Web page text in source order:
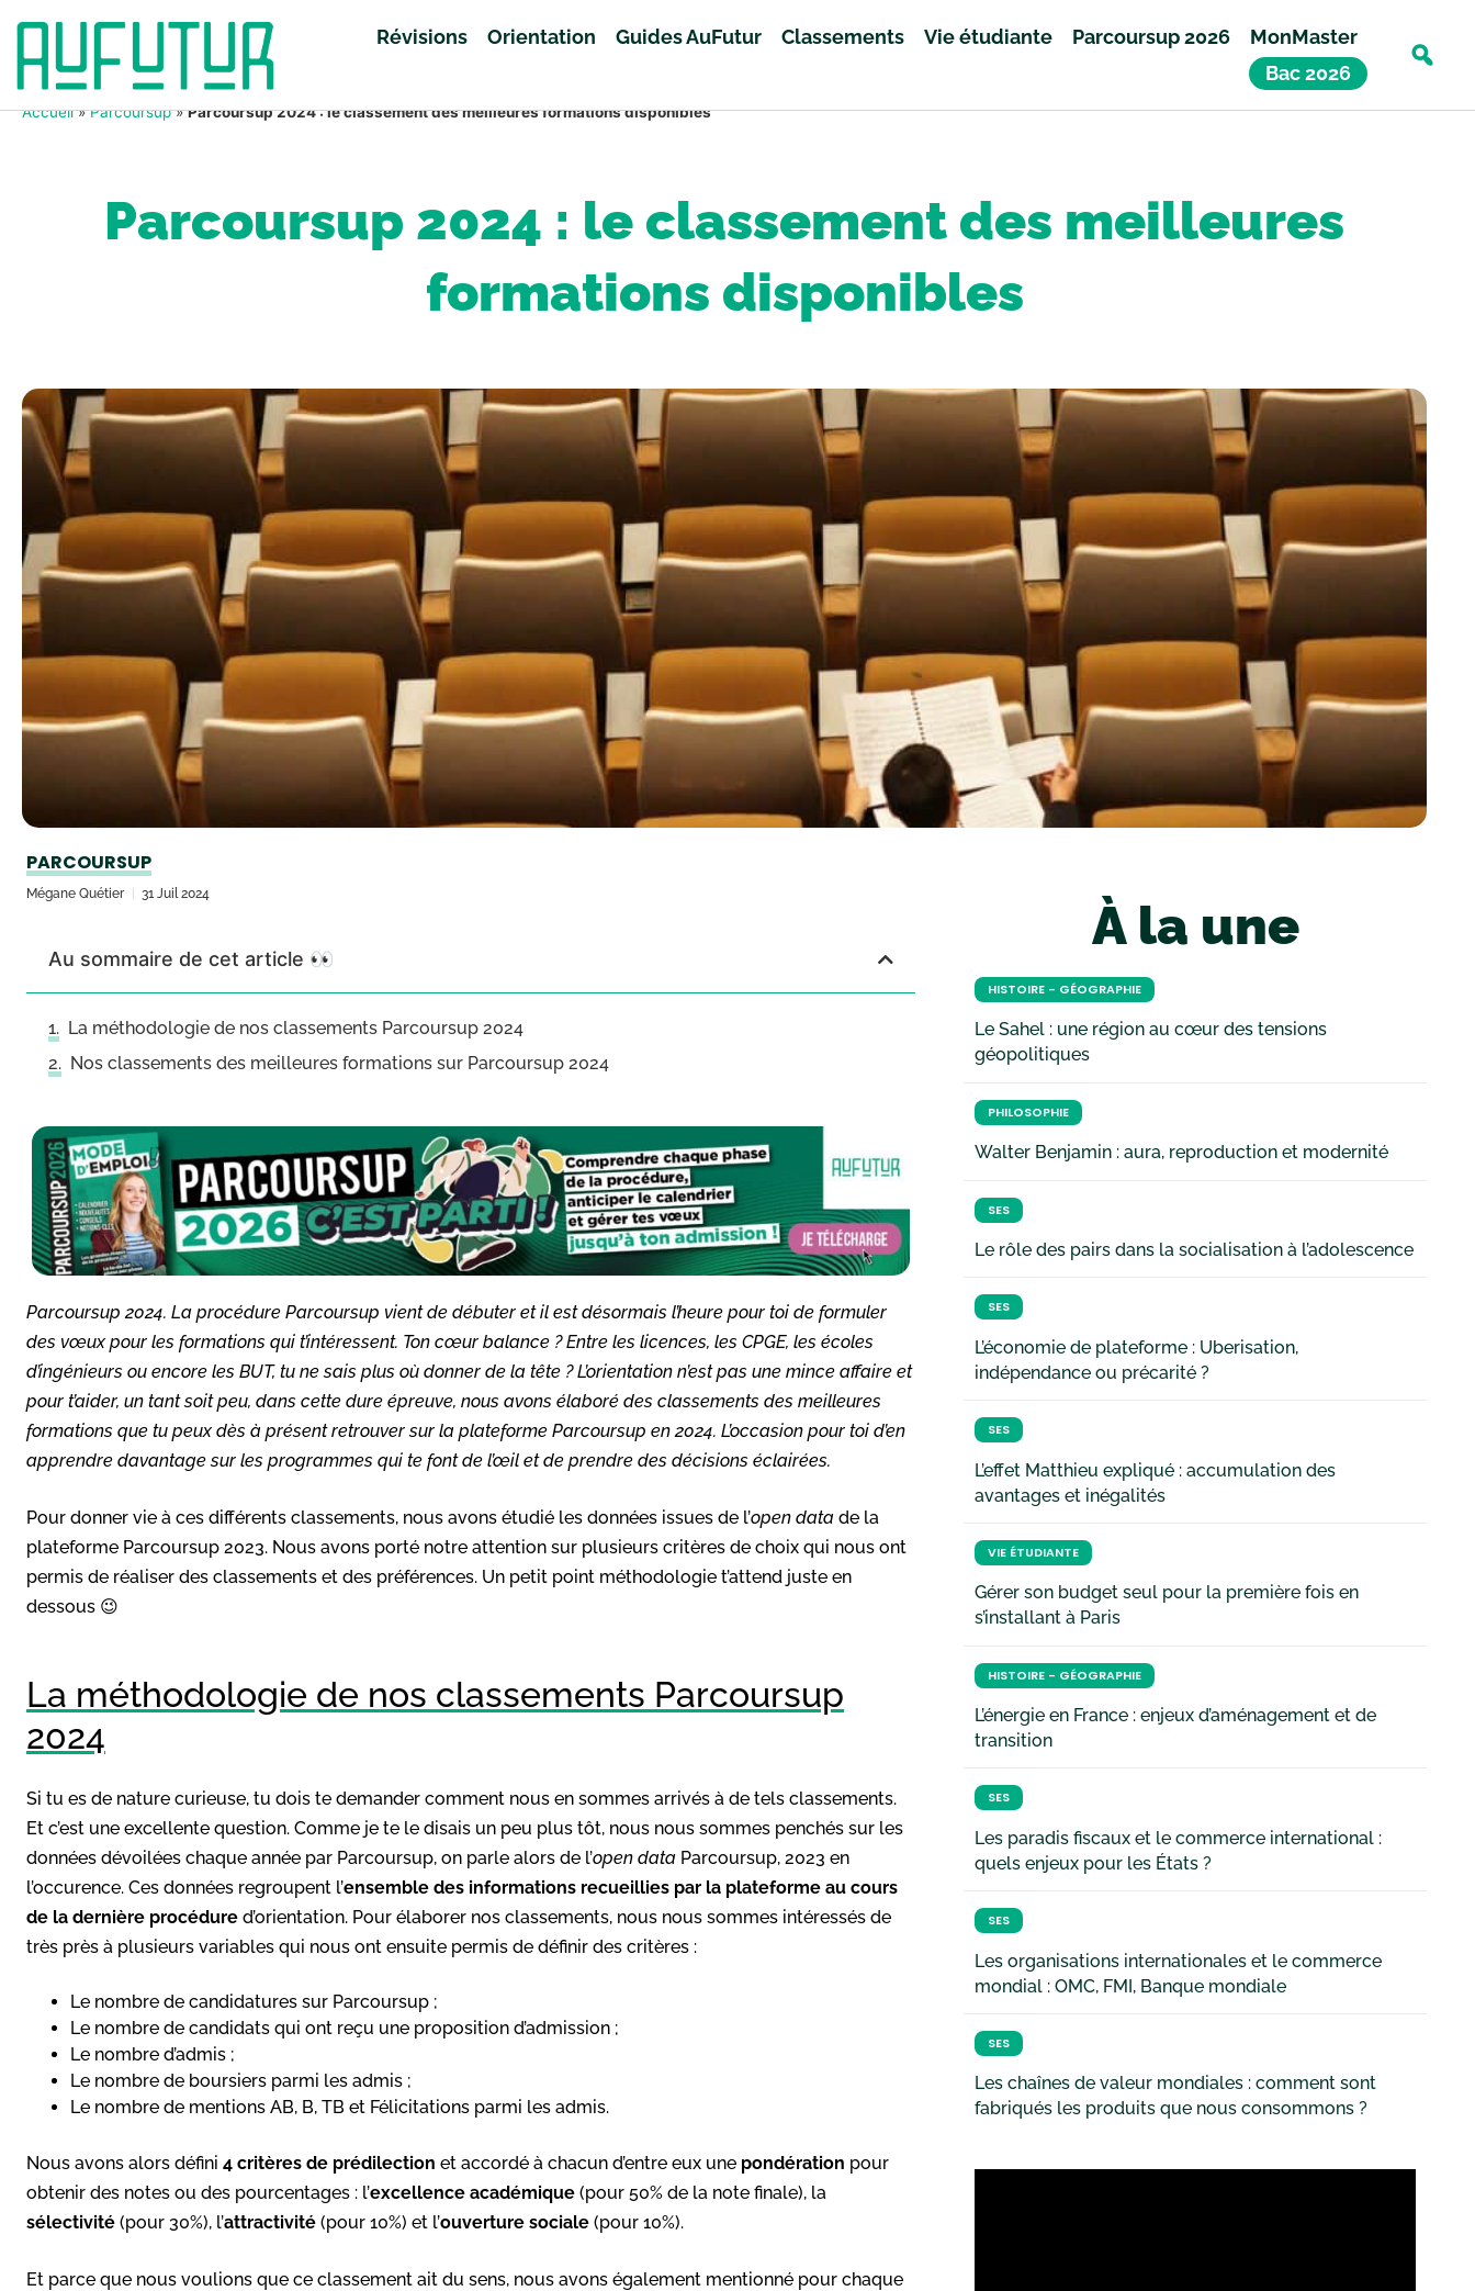
Révisions Orientation Guides AuFutur Classements Vie étudiante Parcoursup 2026
MonMaster
Bac 2026
Accueil»Parcoursup»Parcoursup 2024 : le classement des meilleures formations disponibles
Parcoursup 2024 : le classement des meilleures
formations disponibles
PARCOURSUP
Mégane Quétier 31 Juil 2024
Au sommaire de cet article 👀
La méthodologie de nos classements Parcoursup 2024
Nos classements des meilleures formations sur Parcoursup 2024
Parcoursup 2024. La procédure Parcoursup vient de débuter et il est désormais l’heure pour toi de formuler
des vœux pour les formations qui t’intéressent. Ton cœur balance ? Entre les licences, les CPGE, les écoles
d’ingénieurs ou encore les BUT, tu ne sais plus où donner de la tête ? L’orientation n’est pas une mince affaire et
pour t’aider, un tant soit peu, dans cette dure épreuve, nous avons élaboré des classements des meilleures
formations que tu peux dès à présent retrouver sur la plateforme Parcoursup en 2024. L’occasion pour toi d’en
apprendre davantage sur les programmes qui te font de l’œil et de prendre des décisions éclairées.
Pour donner vie à ces différents classements, nous avons étudié les données issues de l’open data de la
plateforme Parcoursup 2023. Nous avons porté notre attention sur plusieurs critères de choix qui nous ont
permis de réaliser des classements et des préférences. Un petit point méthodologie t’attend juste en
dessous 😉
La méthodologie de nos classements Parcoursup
2024
Si tu es de nature curieuse, tu dois te demander comment nous en sommes arrivés à de tels classements.
Et c’est une excellente question. Comme je te le disais un peu plus tôt, nous nous sommes penchés sur les
données dévoilées chaque année par Parcoursup, on parle alors de l’open data Parcoursup, 2023 en
l’occurence. Ces données regroupent l’ensemble des informations recueillies par la plateforme au cours
de la dernière procédure d’orientation. Pour élaborer nos classements, nous nous sommes intéressés de
très près à plusieurs variables qui nous ont ensuite permis de définir des critères :
Le nombre de candidatures sur Parcoursup ;
Le nombre de candidats qui ont reçu une proposition d’admission ;
Le nombre d’admis ;
Le nombre de boursiers parmi les admis ;
Le nombre de mentions AB, B, TB et Félicitations parmi les admis.
Nous avons alors défini 4 critères de prédilection et accordé à chacun d’entre eux une pondération pour
obtenir des notes ou des pourcentages : l’excellence académique (pour 50% de la note finale), la
sélectivité (pour 30%), l’attractivité (pour 10%) et l’ouverture sociale (pour 10%).
Et parce que nous voulions que ce classement ait du sens, nous avons également mentionné pour chaque
À la une
HISTOIRE - GÉOGRAPHIE
Le Sahel : une région au cœur des tensions
géopolitiques
PHILOSOPHIE
Walter Benjamin : aura, reproduction et modernité
SES
Le rôle des pairs dans la socialisation à l’adolescence
SES
L’économie de plateforme : Uberisation,
indépendance ou précarité ?
SES
L’effet Matthieu expliqué : accumulation des
avantages et inégalités
VIE ÉTUDIANTE
Gérer son budget seul pour la première fois en
s’installant à Paris
HISTOIRE - GÉOGRAPHIE
L’énergie en France : enjeux d’aménagement et de
transition
SES
Les paradis fiscaux et le commerce international :
quels enjeux pour les États ?
SES
Les organisations internationales et le commerce
mondial : OMC, FMI, Banque mondiale
SES
Les chaînes de valeur mondiales : comment sont
fabriqués les produits que nous consommons ?